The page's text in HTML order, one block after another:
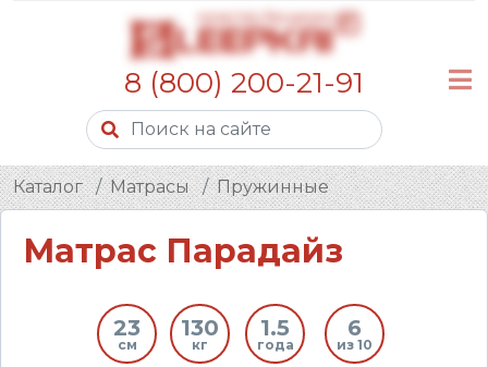
8 (800) 200-21-91
Каталог Матрасы Пружинные
Матрас Парадайз
23
см
130
кг
1.5
года
6
из 10